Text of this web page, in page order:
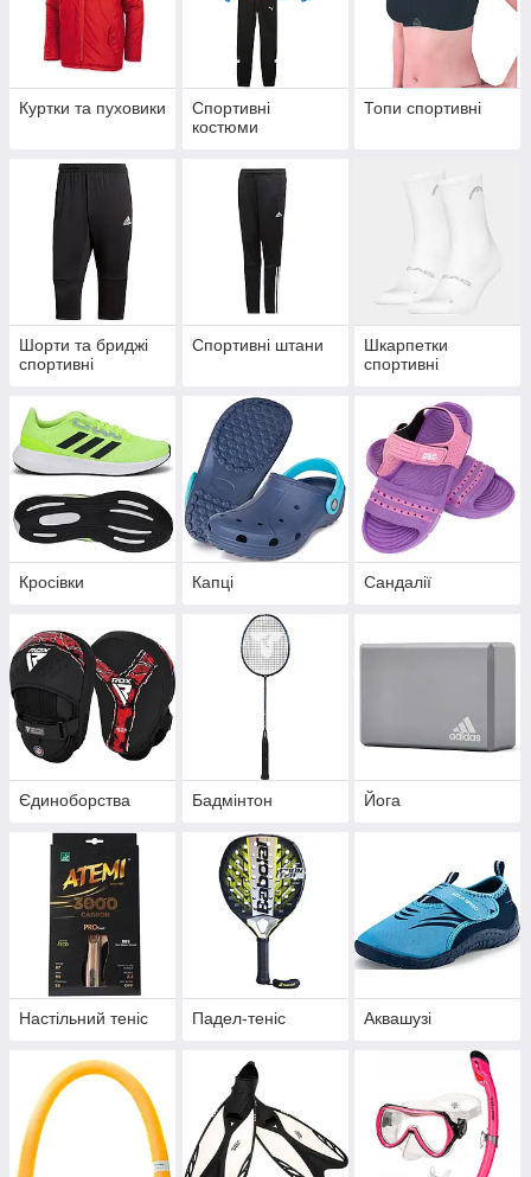
Куртки та пуховики
Спортивні
костюми
Топи спортивні
Шорти та бриджі
спортивні
Спортивні штани
Шкарпетки
спортивні
Кросівки Капці Сандалії
Єдиноборства Бадмінтон Йога
Настільний теніс Падел-теніс Аквашузі